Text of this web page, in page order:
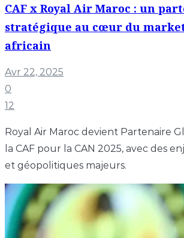
CAF x Royal Air Maroc : un
stratégique au cœur du
africain
Avr 22, 2025
0
12
Royal Air Maroc devient Partenaire
la CAF pour la CAN 2025, avec des
et géopolitiques majeurs.